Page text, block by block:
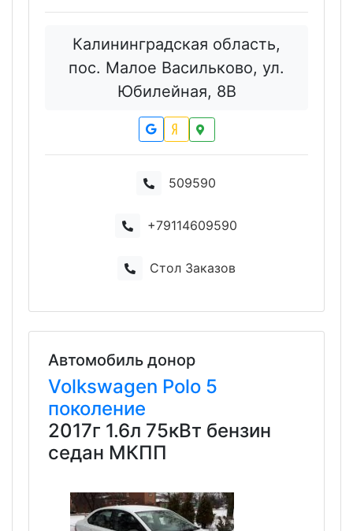
Калининградская область,
пос. Малое Васильково, ул.
Юбилейная, 8В
509590
+79114609590
Стол Заказов
Автомобиль донор
Volkswagen Polo 5
поколение
2017г 1.6л 75кВт бензин
седан МКПП